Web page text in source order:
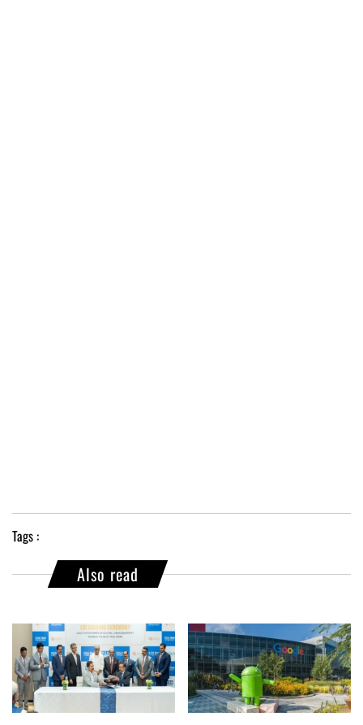
Tags :
Also read